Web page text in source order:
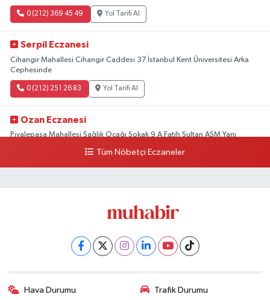
0 (212) 369 45 49 Yol Tarifi Al
Serpil Eczanesi
Cihangir Mahallesi Cihangir Caddesi 37 İstanbul Kent Üniversitesi Arka
Cephesinde
0 (212) 251 26 83 Yol Tarifi Al
Ozan Eczanesi
Piyalepaşa Mahallesi Sağlık Ocağı Sokak 9 A Fatih Sultan ASM Yanı
Yol Tarifi Al
Tüm Nöbetçi Eczaneler
Hava Durumu Trafik Durumu